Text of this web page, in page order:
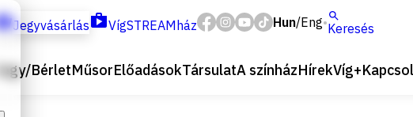
Jegyvásárlás VígSTREAMház Hun/Eng Keresés
Jegy/BérletMűsorElőadásokTársulatA színházHírekVíg+